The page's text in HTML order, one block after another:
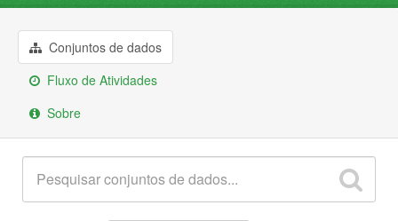
SobreConjuntos de dados
Fluxo de Atividades
Sobre